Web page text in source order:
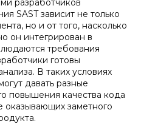
разработчиков
SAST зависит не только
но и от того, насколько
он интегрирован в
требования
готовы
В таких условиях
давать разные
повышения качества кода
оказывающих заметного